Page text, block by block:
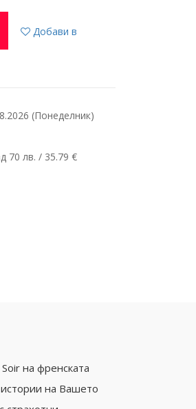
Добави в
(Понеделник)
70 лв. / 35.79 €
на френската
на Вашето